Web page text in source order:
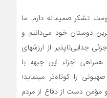
تشکر صمیمانه دارم. ما
دوستان خود می‌دانیم و
جدایی‌ناپذیر از ارزشهای
اجزاء این جبهه با
را کوتاه‌تر مینماید؛
دست از دفاع از مردم